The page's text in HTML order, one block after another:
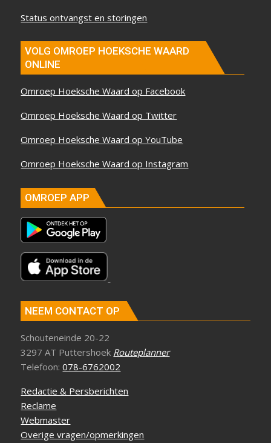
Status ontvangst en storingen
VOLG OMROEP HOEKSCHE WAARD
ONLINE
Omroep Hoeksche Waard op Facebook
Omroep Hoeksche Waard op Twitter
Omroep Hoeksche Waard op YouTube
Omroep Hoeksche Waard op Instagram
OMROEP APP
NEEM CONTACT OP
Schouteneinde 20-22
3297 AT Puttershoek Routeplanner
Telefoon:078-6762002
Redactie & Persberichten
Reclame
Webmaster
Overige vragen/opmerkingen